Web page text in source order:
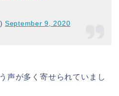
September 9, 2020
声が多く寄せられていまし